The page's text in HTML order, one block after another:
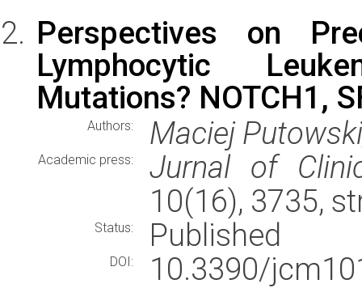
Perspectives on
Lymphocytic
Mutations? NOTCH1,
Authors: Maciej
Academic press:
Jurnal of
10(16), 3735,
Status: Published
DOI:
10.3390/